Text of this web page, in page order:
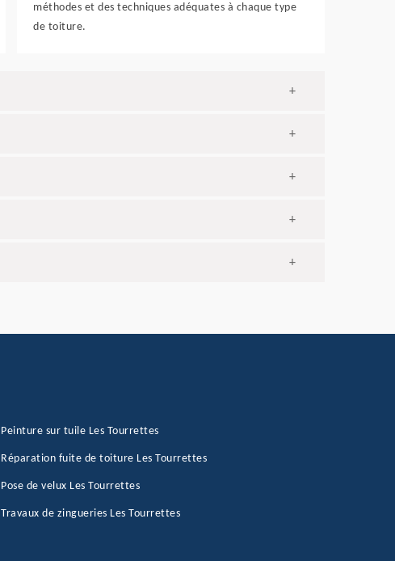
méthodes et des techniques adéquates à chaque type
de toiture.
+
+
+
+
+
Peinture sur tuile Les Tourrettes
Réparation fuite de toiture Les Tourrettes
Pose de velux Les Tourrettes
Travaux de zingueries Les Tourrettes